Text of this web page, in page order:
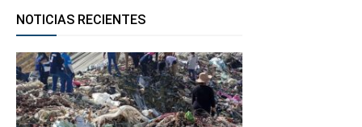
NOTICIAS RECIENTES